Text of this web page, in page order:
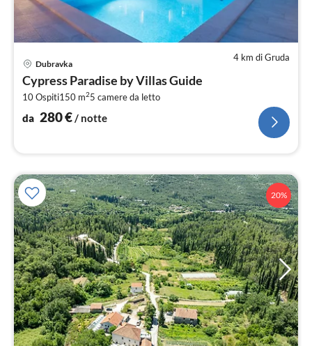
4 km di Gruda
Dubravka
Cypress Paradise by Villas Guide
10 Ospiti150 m25 camere da letto
da 280€/ notte
20%